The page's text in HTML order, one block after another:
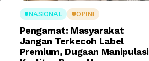
NASIONAL OPINI
Pengamat: Masyarakat
Jangan Terkecoh Label
Premium, Dugaan Manipulasi